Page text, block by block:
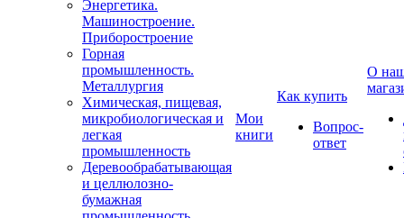
Энергетика.
Машиностроение.
Приборостроение
Горная
промышленность.
Металлургия
Химическая, пищевая,
микробиологическая и
легкая
промышленность
Деревообрабатывающая
и целлюлозно-
бумажная
Мои
книги
Как купить
Вопрос-
ответ
О